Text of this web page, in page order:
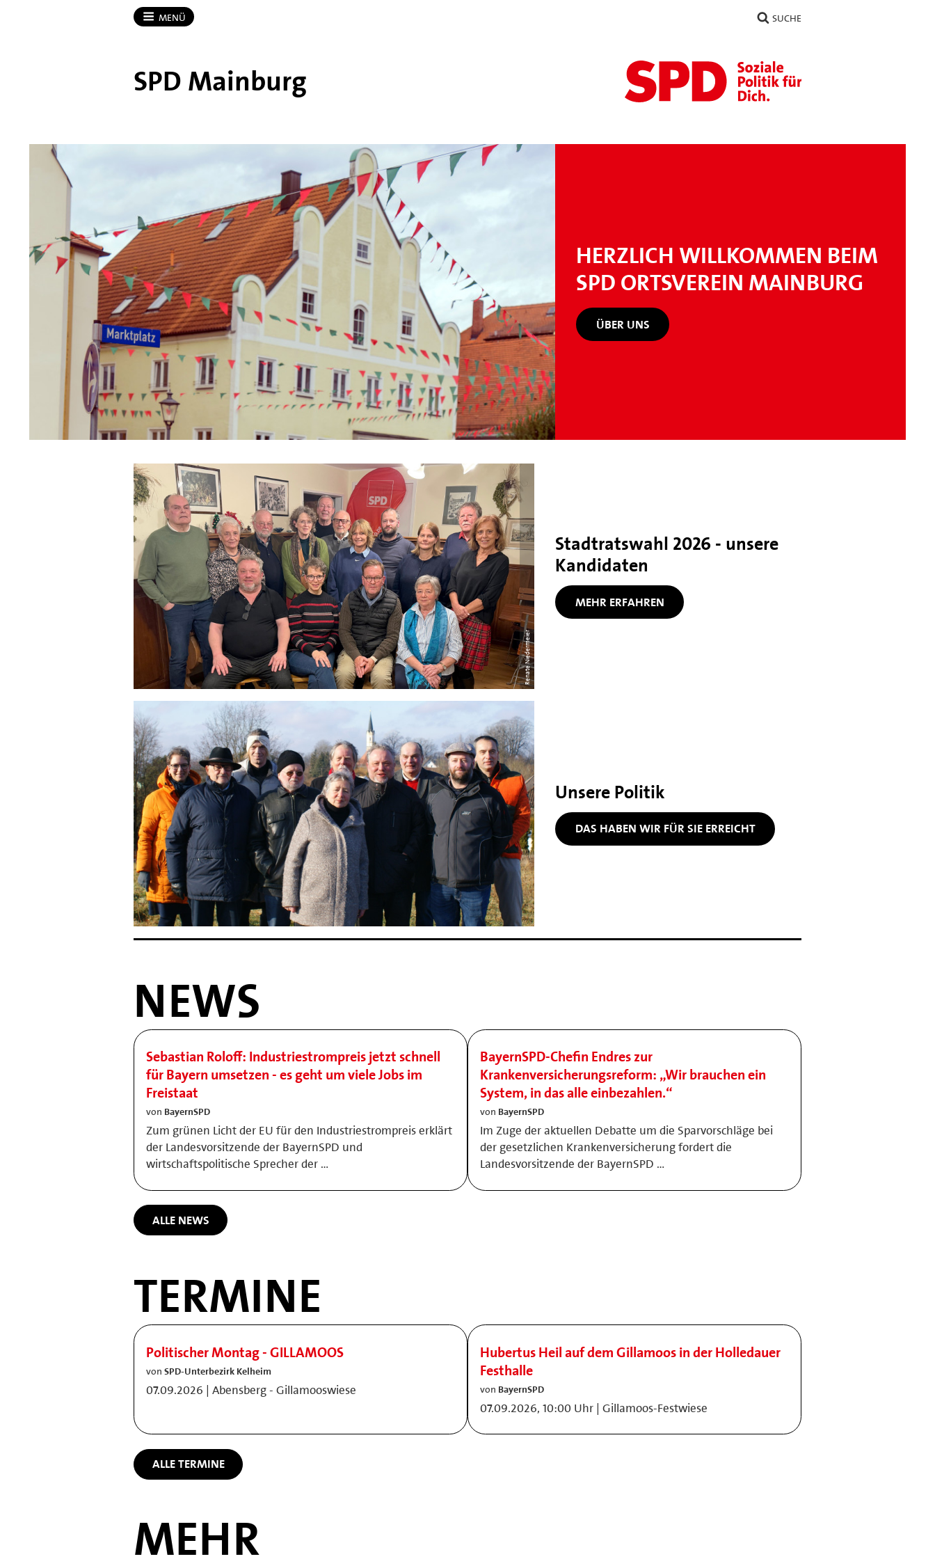
MENÜ SUCHE
SPD Mainburg
HERZLICH WILLKOMMEN BEIM
SPD ORTSVEREIN MAINBURG
ÜBER UNS
Renate Niedermeier
Stadtratswahl 2026 - unsere
Kandidaten
MEHR ERFAHREN
Unsere Politik
DAS HABEN WIR FÜR SIE ERREICHT
NEWS
Sebastian Roloff: Industriestrompreis jetzt schnell
für Bayern umsetzen - es geht um viele Jobs im
Freistaat
von BayernSPD
Zum grünen Licht der EU für den Industriestrompreis erklärt
der Landesvorsitzende der BayernSPD und
wirtschaftspolitische Sprecher der …
BayernSPD-Chefin Endres zur
Krankenversicherungsreform: „Wir brauchen ein
System, in das alle einbezahlen.“
von BayernSPD
Im Zuge der aktuellen Debatte um die Sparvorschläge bei
der gesetzlichen Krankenversicherung fordert die
Landesvorsitzende der BayernSPD …
ALLE NEWS
TERMINE
Politischer Montag - GILLAMOOS
von SPD-Unterbezirk Kelheim
07.09.2026 | Abensberg - Gillamooswiese
Hubertus Heil auf dem Gillamoos in der Holledauer
Festhalle
von BayernSPD
07.09.2026, 10:00 Uhr | Gillamoos-Festwiese
ALLE TERMINE
MEHR